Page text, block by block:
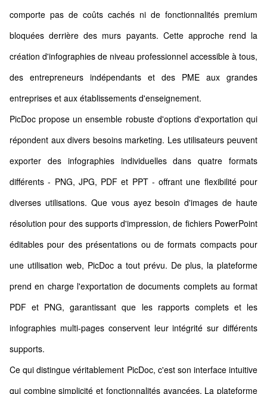
comporte pas de coûts cachés ni de fonctionnalités premium
bloquées derrière des murs payants. Cette approche rend la
création d'infographies de niveau professionnel accessible à tous,
des entrepreneurs indépendants et des PME aux grandes
entreprises et aux établissements d'enseignement.
PicDoc propose un ensemble robuste d'options d'exportation qui
répondent aux divers besoins marketing. Les utilisateurs peuvent
exporter des infographies individuelles dans quatre formats
différents - PNG, JPG, PDF et PPT - offrant une flexibilité pour
diverses utilisations. Que vous ayez besoin d'images de haute
résolution pour des supports d'impression, de fichiers PowerPoint
éditables pour des présentations ou de formats compacts pour
une utilisation web, PicDoc a tout prévu. De plus, la plateforme
prend en charge l'exportation de documents complets au format
PDF et PNG, garantissant que les rapports complets et les
infographies multi-pages conservent leur intégrité sur différents
supports.
Ce qui distingue véritablement PicDoc, c'est son interface intuitive
qui combine simplicité et fonctionnalités avancées. La plateforme